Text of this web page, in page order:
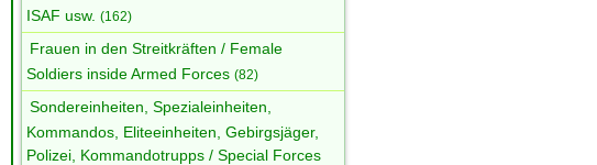
ISAF usw. (162)
Frauen in den Streitkräften / Female
Soldiers inside Armed Forces (82)
Sondereinheiten, Spezialeinheiten,
Kommandos, Eliteeinheiten, Gebirgsjäger,
Polizei, Kommandotrupps / Special Forces